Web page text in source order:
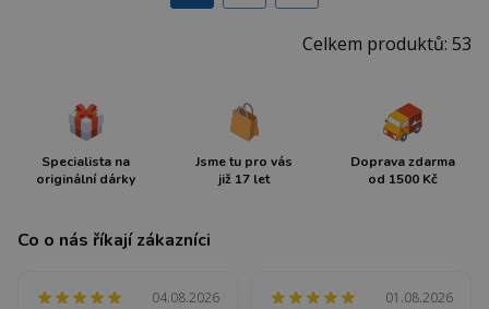
Celkem produktů: 53
Specialista na
originální dárky
Jsme tu pro vás
již 17 let
Doprava zdarma
od 1500 Kč
Co o nás říkají zákazníci
04.08.2026
01.08.2026